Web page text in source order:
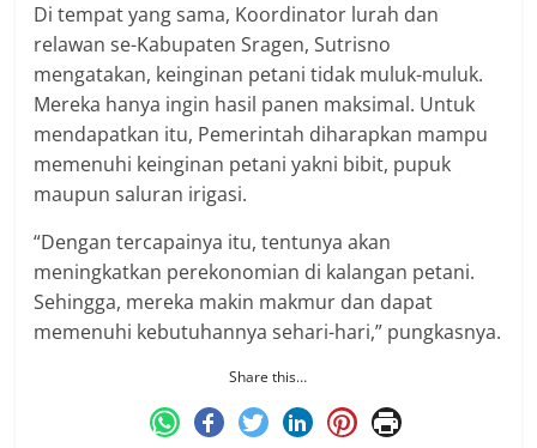
Di tempat yang sama, Koordinator lurah dan
relawan se-Kabupaten Sragen, Sutrisno
mengatakan, keinginan petani tidak muluk-muluk.
Mereka hanya ingin hasil panen maksimal. Untuk
mendapatkan itu, Pemerintah diharapkan mampu
memenuhi keinginan petani yakni bibit, pupuk
maupun saluran irigasi.
“Dengan tercapainya itu, tentunya akan
meningkatkan perekonomian di kalangan petani.
Sehingga, mereka makin makmur dan dapat
memenuhi kebutuhannya sehari-hari,” pungkasnya.
Share this…